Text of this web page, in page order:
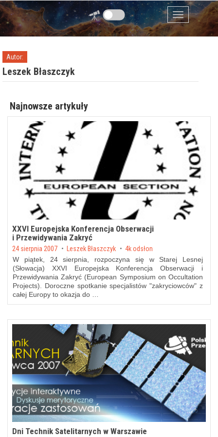
Przejdź do zawartości
Menu
Autor:
Leszek Błaszczyk
Najnowsze artykuły
XXVI Europejska Konferencja Obserwacji
i Przewidywania Zakryć
Posted on
24 sierpnia 2007 byLeszek Błaszczyk 4k odsłon
W piątek, 24 sierpnia, rozpoczyna się w Starej Lesnej
(Słowacja) XXVI Europejska Konferencja Obserwacji i
Przewidywania Zakryć (European Symposium on Occultation
Projects). Doroczne spotkanie specjalistów "zakryciowców" z
całej Europy to okazja do …
Dni Technik Satelitarnych w Warszawie